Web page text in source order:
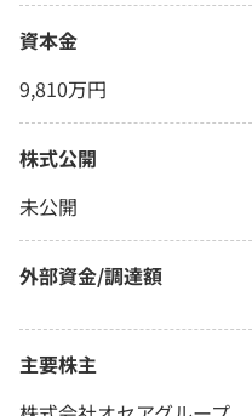
資本金
9,810万円
株式公開
未公開
外部資金/調達額
主要株主